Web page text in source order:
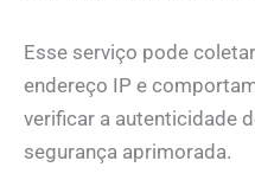
Esse serviço pode
endereço IP e
verificar a autenticidade
segurança aprimorada.